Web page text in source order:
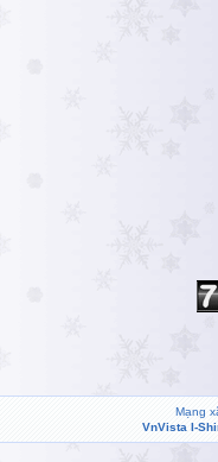
Mạng
VnVista I-